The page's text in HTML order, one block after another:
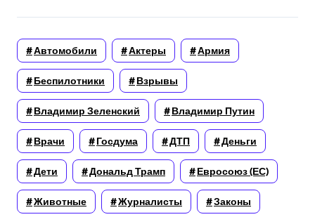
Автомобили Актеры Армия
Беспилотники Взрывы
Владимир Зеленский Владимир Путин
Врачи Госдума ДТП Деньги
Дети Дональд Трамп Евросоюз (ЕС)
Животные Журналисты Законы